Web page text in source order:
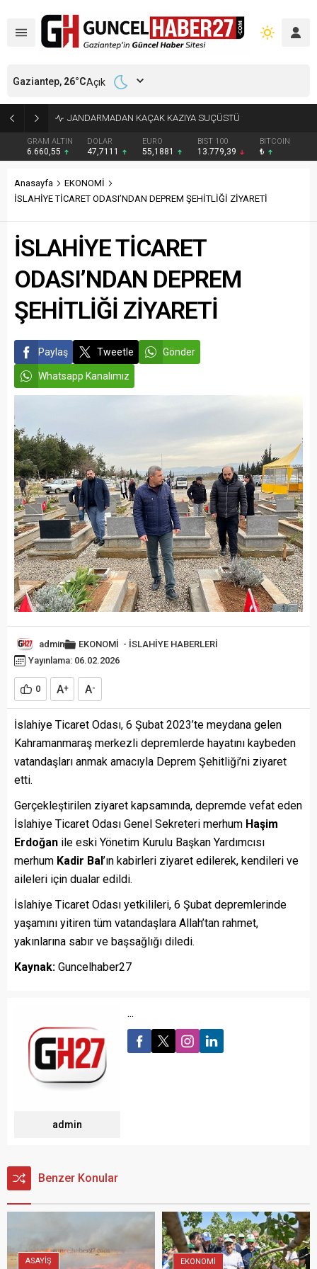
TİCARET ODASINDAN GELENEKSEL YKS BAŞARI ÖDÜLÜ
GRAM ALTIN
6.660,55
DOLAR
47,7111
EURO
55,1881
BIST 100
13.779,39
BITCOIN
₺
Gaziantep, 26°CAçık
Anasayfa
EKONOMİ
İSLAHİYE TİCARET ODASI’NDAN DEPREM ŞEHİTLİĞİ ZİYARETİ
İSLAHİYE TİCARET
ODASI’NDAN DEPREM
ŞEHİTLİĞİ ZİYARETİ
Paylaş Tweetle Gönder
Whatsapp Kanalımız
admin EKONOMİ - İSLAHİYE HABERLERİ
Yayınlama: 06.02.2026
0 A+ A-
İslahiye Ticaret Odası, 6 Şubat 2023’te meydana gelen
Kahramanmaraş merkezli depremlerde hayatını kaybeden
vatandaşları anmak amacıyla Deprem Şehitliği’ni ziyaret
etti.
Gerçekleştirilen ziyaret kapsamında, depremde vefat eden
İslahiye Ticaret Odası Genel Sekreteri merhum Haşim
Erdoğan ile eski Yönetim Kurulu Başkan Yardımcısı
merhum Kadir Bal’ın kabirleri ziyaret edilerek, kendileri ve
aileleri için dualar edildi.
İslahiye Ticaret Odası yetkilileri, 6 Şubat depremlerinde
yaşamını yitiren tüm vatandaşlara Allah’tan rahmet,
yakınlarına sabır ve başsağlığı diledi.
Kaynak: Guncelhaber27
admin
...
Benzer Konular
ASAYİŞ EKONOMİ